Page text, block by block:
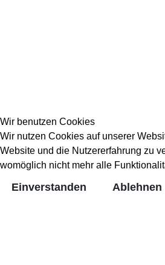
Wir benutzen Cookies
Wir nutzen Cookies auf unserer
Website und die Nutzererfahrung zu
womöglich nicht mehr alle
Einverstanden Ablehnen